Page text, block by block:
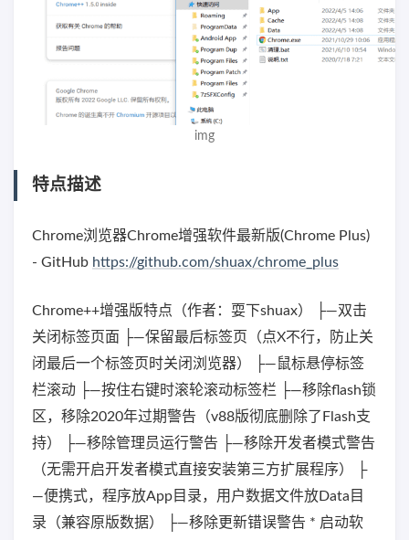
img
特点描述
Chrome浏览器Chrome增强软件最新版(Chrome Plus)
- GitHub https://github.com/shuax/chrome_plus
Chrome++增强版特点（作者：耍下shuax） ├—双击
关闭标签页面 ├—保留最后标签页（点X不行，防止关
闭最后一个标签页时关闭浏览器） ├—鼠标悬停标签
栏滚动 ├—按住右键时滚轮滚动标签栏 ├—移除flash锁
区，移除2020年过期警告（v88版彻底删除了Flash支
持） ├—移除管理员运行警告 ├—移除开发者模式警告
（无需开启开发者模式直接安装第三方扩展程序） ├
—便携式，程序放App目录，用户数据文件放Data目
录（兼容原版数据） ├—移除更新错误警告 * 启动软